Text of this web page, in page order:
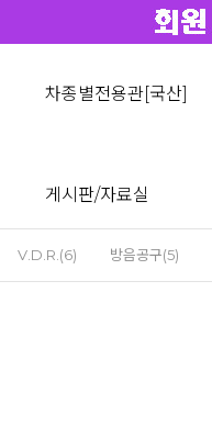
차종별전용관[국산]
게시판/자료실
V.D.R.(6) 방음공구(5)